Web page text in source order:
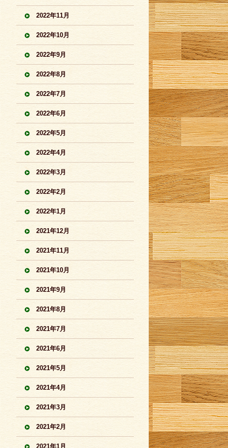
2022年11月
2022年10月
2022年9月
2022年8月
2022年7月
2022年6月
2022年5月
2022年4月
2022年3月
2022年2月
2022年1月
2021年12月
2021年11月
2021年10月
2021年9月
2021年8月
2021年7月
2021年6月
2021年5月
2021年4月
2021年3月
2021年2月
2021年1月